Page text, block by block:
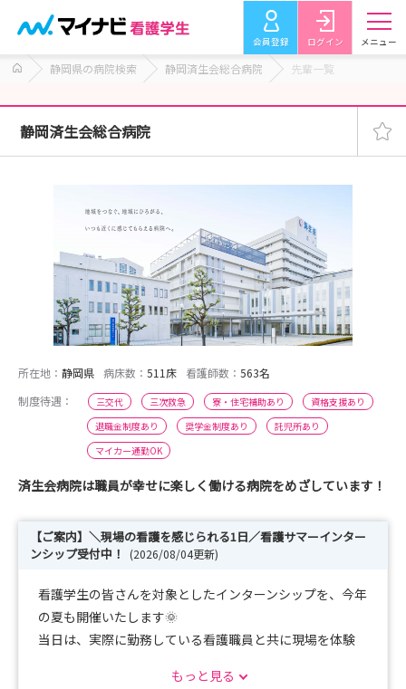
会員登録 ログイン メニュー
静岡県の病院検索 静岡済生会総合病院 先輩一覧
静岡済生会総合病院
所在地： 静岡県 病床数： 511床 看護師数： 563名
制度待遇：
三交代 三次救急 寮・住宅補助あり
資格支援あり
退職金制度あり
奨学金制度あり
託児所あり
マイカー通勤OK
済生会病院は職員が幸せに楽しく働ける病院をめざしています！
【ご案内】＼現場の看護を感じられる1日／看護サマーインター
ンシップ受付中！
(2026/08/04更新)
看護学生の皆さんを対象としたインターンシップを、今年
の夏も開催いたします🌞
当日は、実際に勤務している看護職員と共に現場を体験
済生会の看護を身近に感じていただけるプログラムをご用
もっと見る